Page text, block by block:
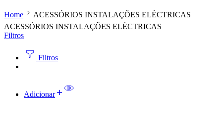
Home
ACESSÓRIOS INSTALAÇÕES ELÉCTRICAS
ACESSÓRIOS INSTALAÇÕES ELÉCTRICAS
Filtros
Filtros
Adicionar